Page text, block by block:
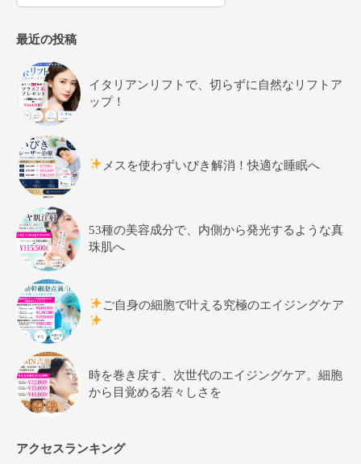
最近の投稿
イタリアンリフトで、切らずに自然なリフトア
ップ！
メスを使わずいびき解消！快適な睡眠へ
53種の美容成分で、内側から発光するような真
珠肌へ
ご自身の細胞で叶える究極のエイジングケア
時を巻き戻す、次世代のエイジングケア。細胞
から目覚める若々しさを
アクセスランキング